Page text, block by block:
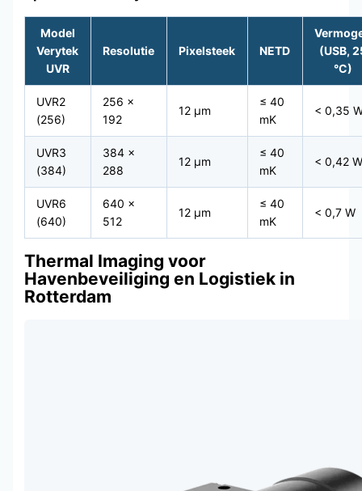
Model
Verytek
UVR
Resolutie Pixelsteek NETD
(USB,
°C)
UVR2
(256)
256 ×
192
12 μm
≤ 40
mK
< 0,35
UVR3
(384)
384 ×
288
12 μm
≤ 40
mK
< 0,42 W
UVR6
(640)
640 ×
512
12 μm
≤ 40
mK
< 0,7 W
Thermal Imaging voor
Havenbeveiliging en Logistiek in
Rotterdam